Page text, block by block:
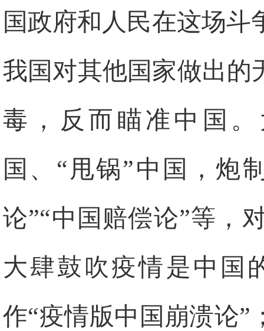
国政府和人民在这场斗
我国对其他国家做出的
毒，反而瞄准中国
国、“甩锅”中国，炮
论”“中国赔偿论”等，
大肆鼓吹疫情是中国
作“疫情版中国崩溃论”